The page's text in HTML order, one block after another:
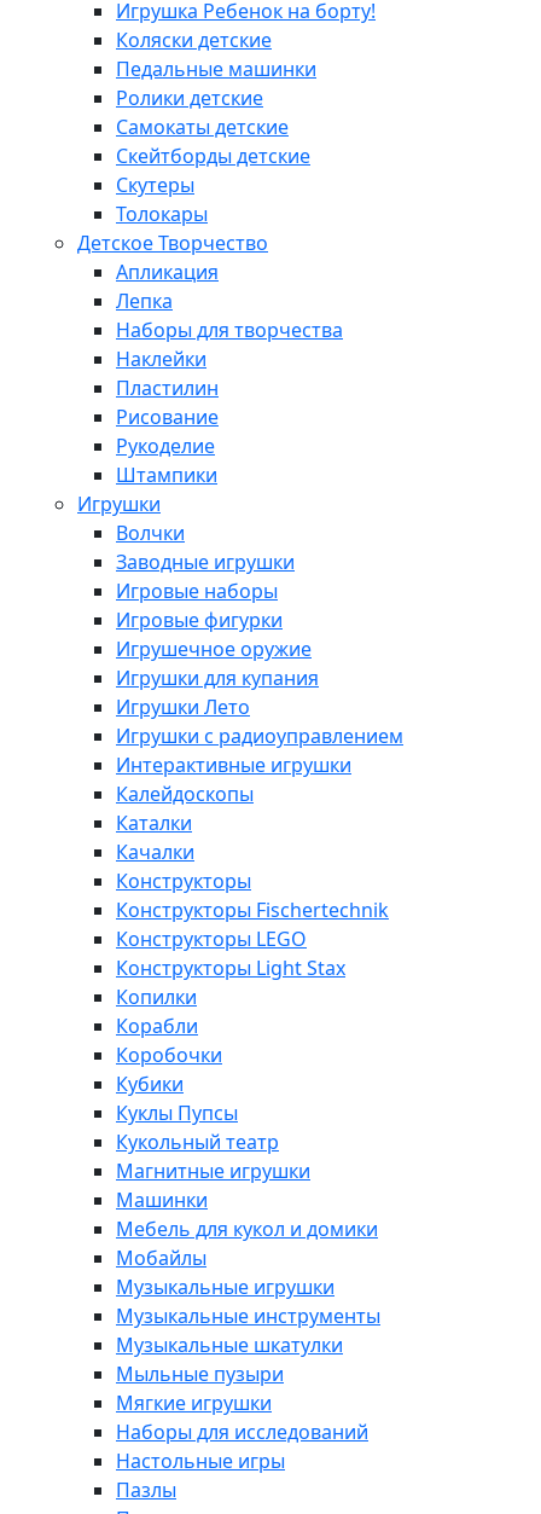
Игрушка Ребенок на борту!
Коляски детские
Педальные машинки
Ролики детские
Самокаты детские
Скейтборды детские
Скутеры
Толокары
Детское Творчество
Апликация
Лепка
Наборы для творчества
Наклейки
Пластилин
Рисование
Рукоделие
Штампики
Игрушки
Волчки
Заводные игрушки
Игровые наборы
Игровые фигурки
Игрушечное оружие
Игрушки для купания
Игрушки Лето
Игрушки с радиоуправлением
Интерактивные игрушки
Калейдоскопы
Каталки
Качалки
Конструкторы
Конструкторы Fisсhertechnik
Конструкторы LEGO
Конструкторы Light Stax
Копилки
Корабли
Коробочки
Кубики
Куклы Пупсы
Кукольный театр
Магнитные игрушки
Машинки
Мебель для кукол и домики
Мобайлы
Музыкальные игрушки
Музыкальные инструменты
Музыкальные шкатулки
Мыльные пузыри
Мягкие игрушки
Наборы для исследований
Настольные игры
Пазлы